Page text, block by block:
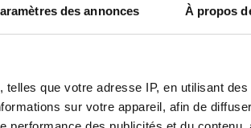
des annonces À propos
que votre adresse IP, en utilisant des
sur votre appareil, afin de
Image non disponible